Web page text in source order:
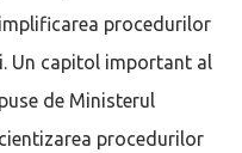
procedurilor
Un capitol important al
de Ministerul
procedurilor